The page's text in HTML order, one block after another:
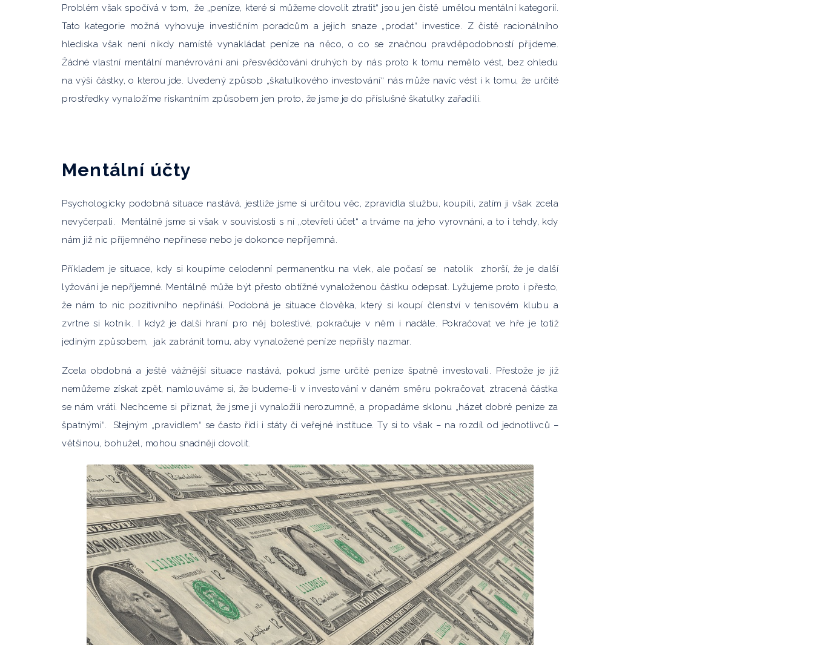
Problém však spočívá v tom, že „peníze, které si můžeme dovolit ztratit“ jsou jen čistě umělou mentální kategorií.
Tato kategorie možná vyhovuje investičním poradcům a jejich snaze „prodat“ investice. Z čistě racionálního
hlediska však není nikdy namístě vynakládat peníze na něco, o co se značnou pravděpodobností přijdeme.
Žádné vlastní mentální manévrování ani přesvědčování druhých by nás proto k tomu nemělo vést, bez ohledu
na výši částky, o kterou jde. Uvedený způsob „škatulkového investování“ nás může navíc vést i k tomu, že určité
prostředky vynaložíme riskantním způsobem jen proto, že jsme je do příslušné škatulky zařadili.
Mentální účty
Psychologicky podobná situace nastává, jestliže jsme si určitou věc, zpravidla službu, koupili, zatím ji však zcela
nevyčerpali. Mentálně jsme si však v souvislosti s ní „otevřeli účet“ a trváme na jeho vyrovnání, a to i tehdy, kdy
nám již nic příjemného nepřinese nebo je dokonce nepříjemná.
Příkladem je situace, kdy si koupíme celodenní permanentku na vlek, ale počasí se natolik zhorší, že je další
lyžování je nepříjemné. Mentálně může být přesto obtížné vynaloženou částku odepsat. Lyžujeme proto i přesto,
že nám to nic pozitivního nepřináší. Podobná je situace člověka, který si koupí členství v tenisovém klubu a
zvrtne si kotník. I když je další hraní pro něj bolestivé, pokračuje v něm i nadále. Pokračovat ve hře je totiž
jediným způsobem, jak zabránit tomu, aby vynaložené peníze nepřišly nazmar.
Zcela obdobná a ještě vážnější situace nastává, pokud jsme určité peníze špatně investovali. Přestože je již
nemůžeme získat zpět, namlouváme si, že budeme-li v investování v daném směru pokračovat, ztracená částka
se nám vrátí. Nechceme si přiznat, že jsme ji vynaložili nerozumně, a propadáme sklonu „házet dobré peníze za
špatnými“. Stejným „pravidlem“ se často řídí i státy či veřejné instituce. Ty si to však – na rozdíl od jednotlivců –
většinou, bohužel, mohou snadněji dovolit.